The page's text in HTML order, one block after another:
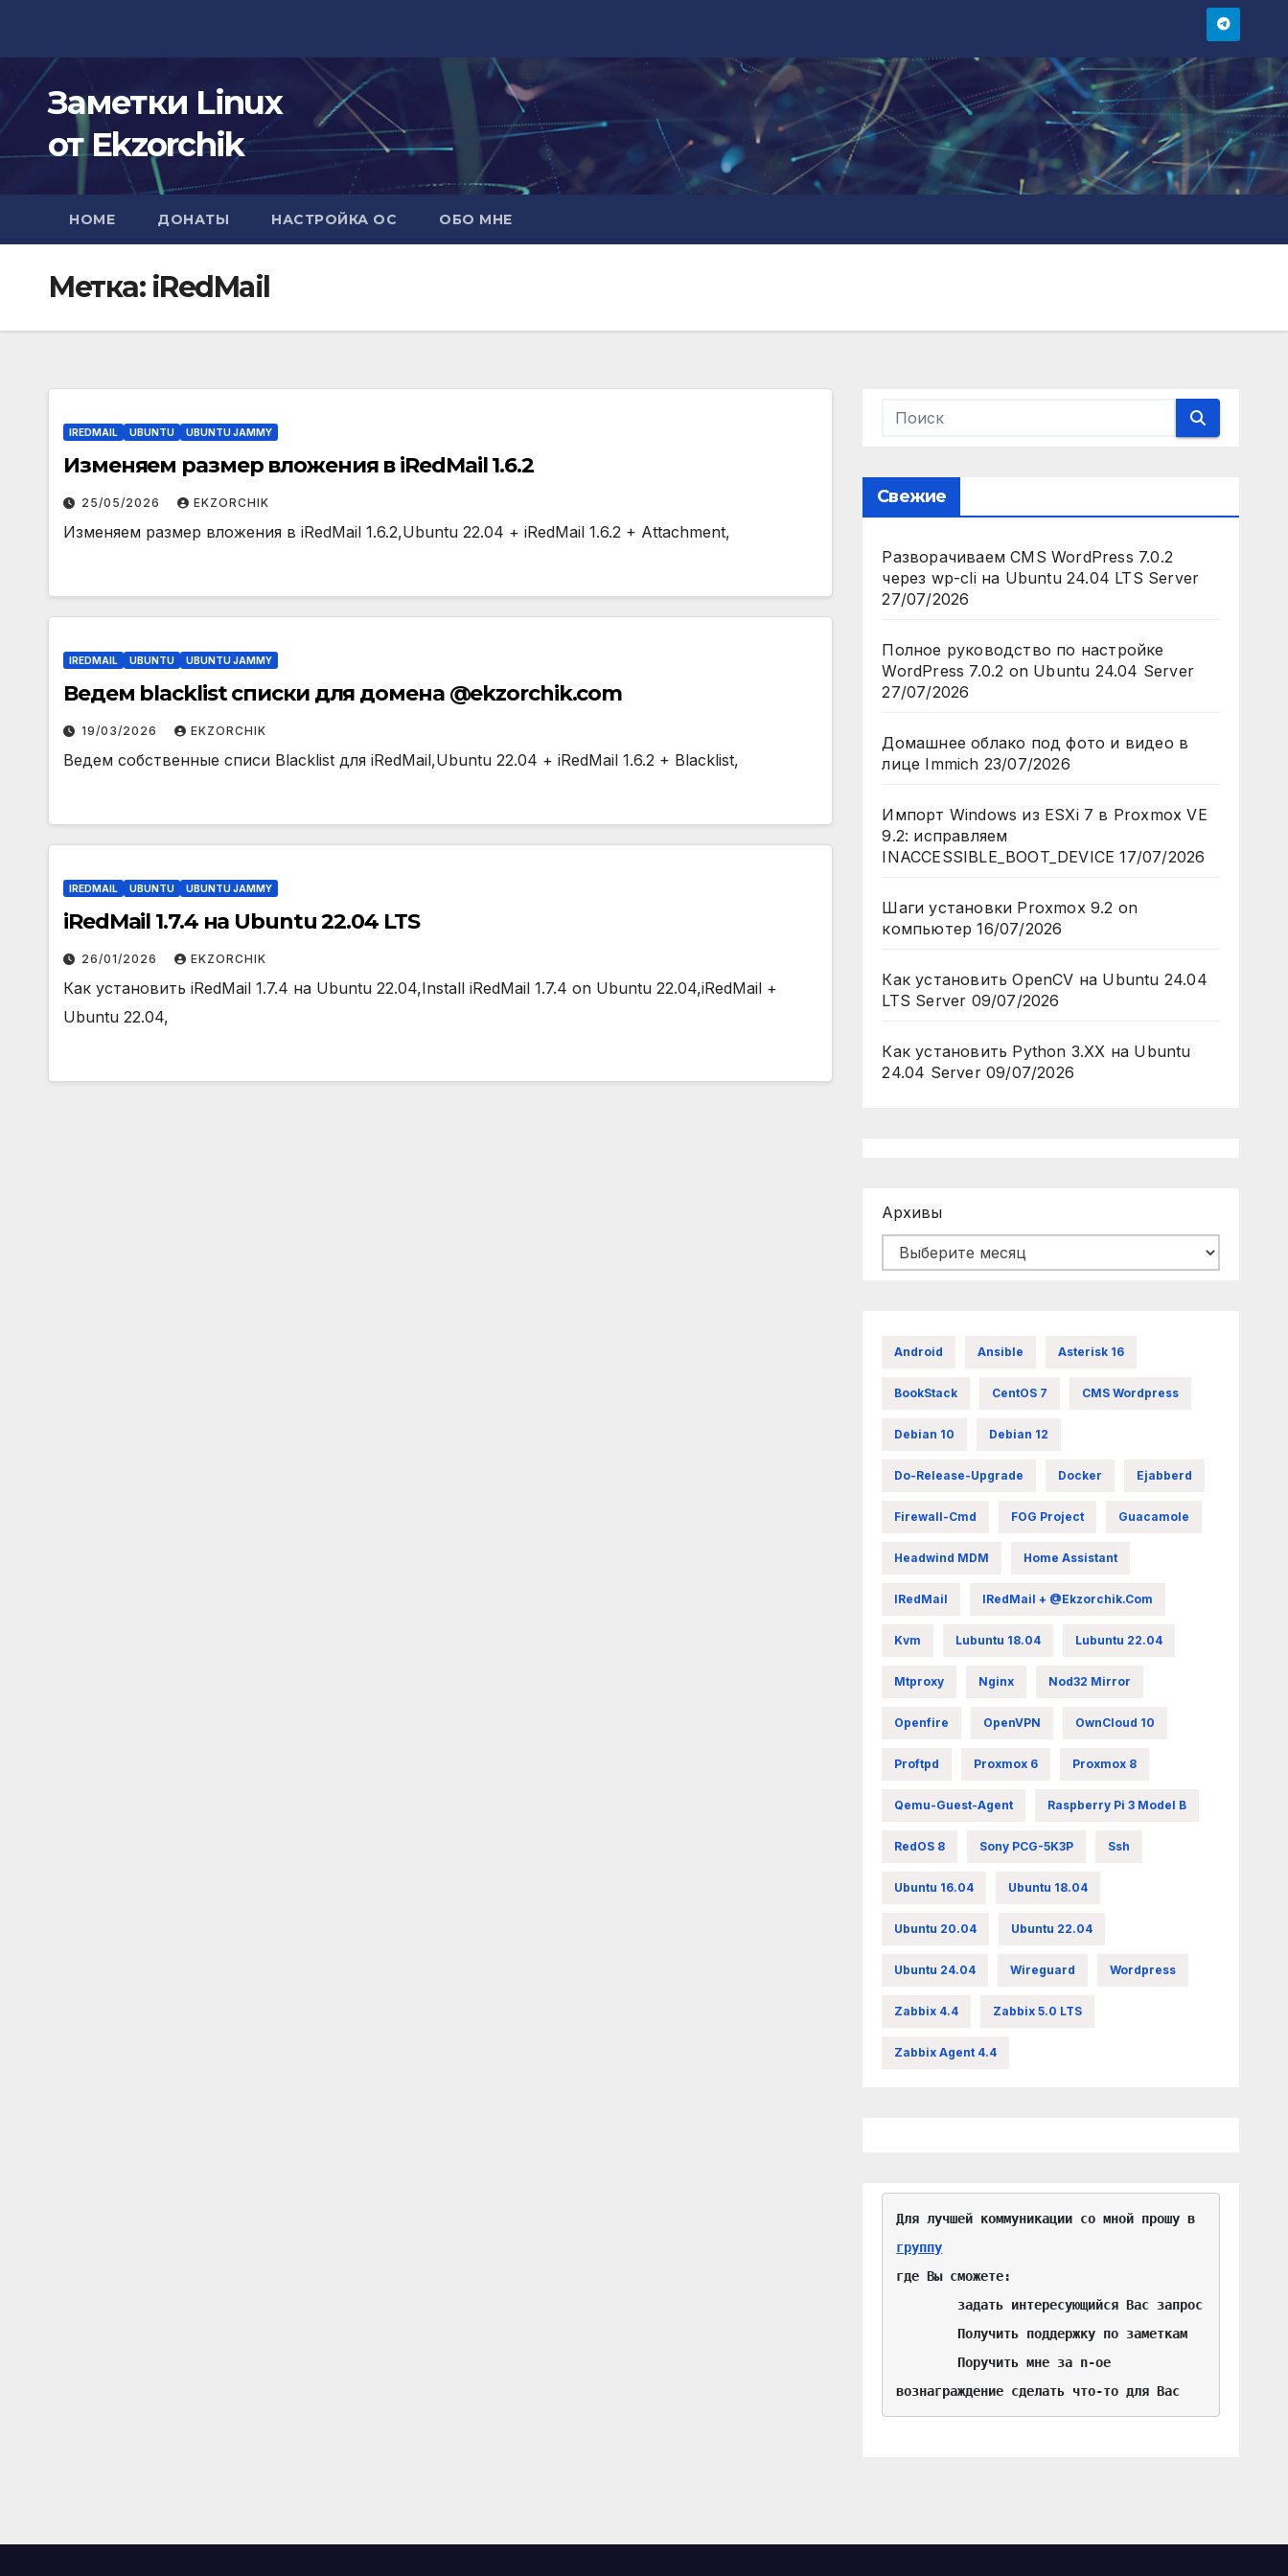
содержимому
Заметки Linux
от Ekzorchik
HOME ДОНАТЫ НАСТРОЙКА ОС ОБО МНЕ
Метка: iRedMail
IREDMAIL UBUNTU UBUNTU JAMMY
Изменяем размер вложения в iRedMail 1.6.2
25/05/2026 EKZORCHIK
Изменяем размер вложения в iRedMail 1.6.2,Ubuntu 22.04 + iRedMail 1.6.2 + Attachment,
IREDMAIL UBUNTU UBUNTU JAMMY
Ведем blacklist списки для домена @ekzorchik.com
19/03/2026 EKZORCHIK
Ведем собственные списи Blacklist для iRedMail,Ubuntu 22.04 + iRedMail 1.6.2 + Blacklist,
IREDMAIL UBUNTU UBUNTU JAMMY
iRedMail 1.7.4 на Ubuntu 22.04 LTS
26/01/2026 EKZORCHIK
Как установить iRedMail 1.7.4 на Ubuntu 22.04,Install iRedMail 1.7.4 on Ubuntu 22.04,iRedMail +
Ubuntu 22.04,
Свежие
Разворачиваем CMS WordPress 7.0.2
через wp-cli на Ubuntu 24.04 LTS Server
27/07/2026
Полное руководство по настройке
WordPress 7.0.2 on Ubuntu 24.04 Server
27/07/2026
Домашнее облако под фото и видео в
лице Immich 23/07/2026
Импорт Windows из ESXi 7 в Proxmox VE
9.2: исправляем
INACCESSIBLE_BOOT_DEVICE 17/07/2026
Шаги установки Proxmox 9.2 on
компьютер 16/07/2026
Как установить OpenCV на Ubuntu 24.04
LTS Server 09/07/2026
Как установить Python 3.XX на Ubuntu
24.04 Server 09/07/2026
Архивы
Android Ansible Asterisk 16
BookStack CentOS 7 CMS Wordpress
Debian 10 Debian 12
Do-Release-Upgrade Docker Ejabberd
Firewall-Cmd FOG Project Guacamole
Headwind MDM Home Assistant
IRedMail IRedMail + @ekzorchik.com
Kvm Lubuntu 18.04 Lubuntu 22.04
Mtproxy Nginx Nod32 Mirror
Openfire OpenVPN OwnCloud 10
Proftpd Proxmox 6 Proxmox 8
Qemu-Guest-Agent Raspberry Pi 3 Model B
RedOS 8 Sony PCG-5K3P Ssh
Ubuntu 16.04 Ubuntu 18.04
Ubuntu 20.04 Ubuntu 22.04
Ubuntu 24.04 Wireguard Wordpress
Zabbix 4.4 Zabbix 5.0 LTS
Zabbix Agent 4.4
группу
где Вы сможете:
вознаграждение сделать что-то для Вас